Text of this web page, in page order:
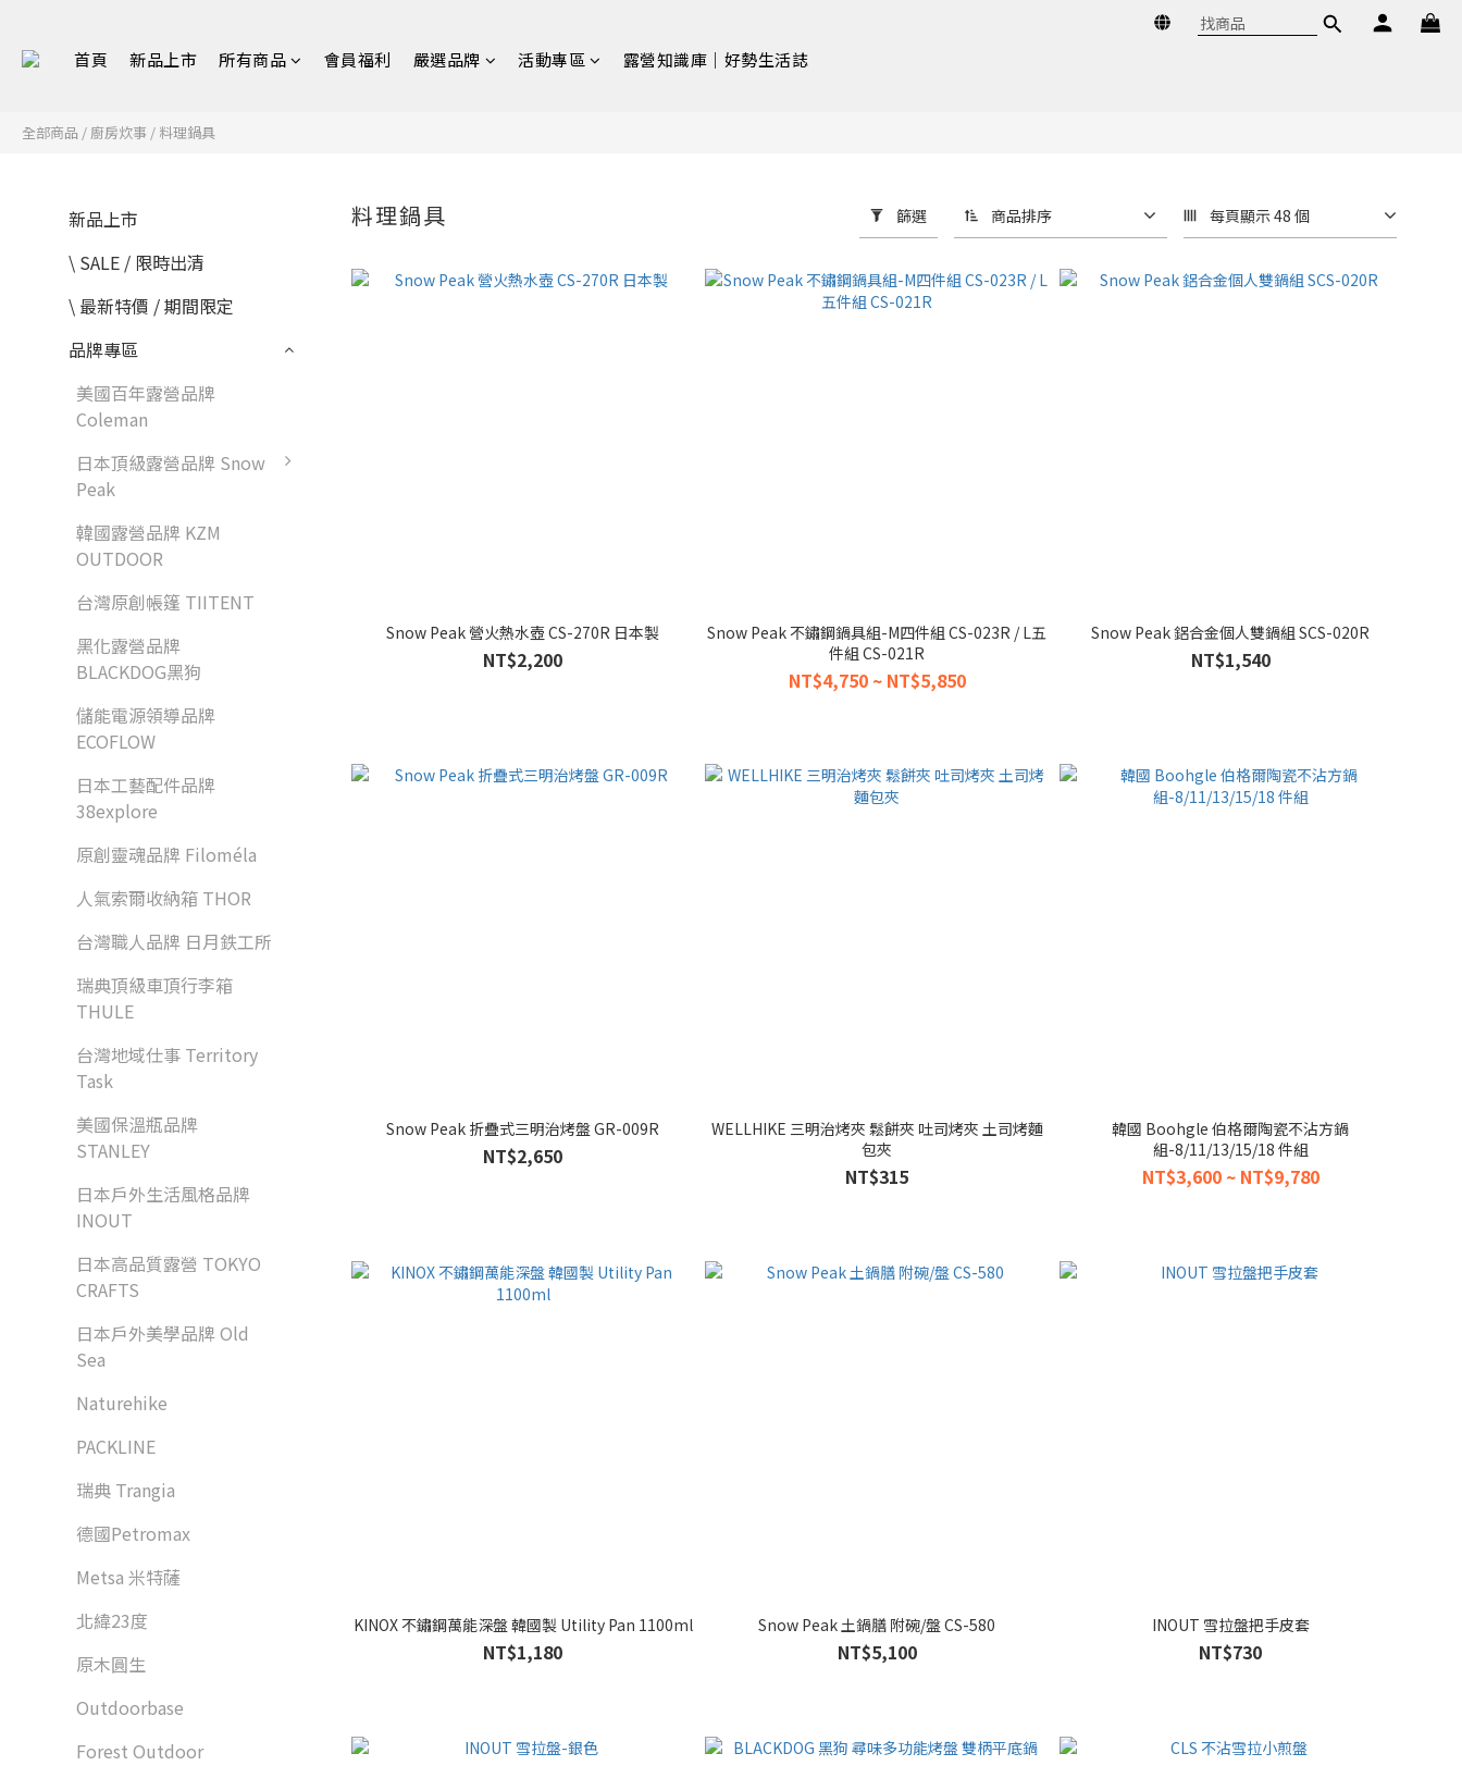
首頁 新品上市 所有商品 會員福利 嚴選品牌 活動專區 露營知識庫｜好勢生活誌
全部商品 / ​廚房炊事 / 料理鍋具
新品上市
\ SALE / 限時出清
\ 最新特價 / 期間限定
品牌專區
美國百年露營品牌
Coleman
日本頂級露營品牌 Snow
Peak
韓國露營品牌 KZM
OUTDOOR
台灣原創帳篷 TIITENT
黑化露營品牌
BLACKDOG黑狗
儲能電源領導品牌
ECOFLOW
日本工藝配件品牌
38explore
原創靈魂品牌 Filoméla
人氣索爾收納箱 THOR
台灣職人品牌 日月鉄工所
瑞典頂級車頂行李箱
THULE
台灣地域仕事 Territory
Task
美國保溫瓶品牌
STANLEY
日本戶外生活風格品牌
INOUT
日本高品質露營 TOKYO
CRAFTS
日本戶外美學品牌 Old
Sea
Naturehike
PACKLINE
瑞典 Trangia
德國Petromax
Metsa 米特薩
北緯23度
原木圓生
Outdoorbase
Forest Outdoor
料理鍋具 篩選 商品排序 每頁顯示 48 個
Snow Peak 營火熱水壺 CS-270R 日本製
NT$2,200
Snow Peak 不鏽鋼鍋具組-M四件組 CS-023R / L五
件組 CS-021R
NT$4,750 ~ NT$5,850
Snow Peak 鋁合金個人雙鍋組 SCS-020R
NT$1,540
Snow Peak 折疊式三明治烤盤 GR-009R
NT$2,650
WELLHIKE 三明治烤夾 鬆餅夾 吐司烤夾 土司烤麵
包夾
NT$315
韓國 Boohgle 伯格爾陶瓷不沾方鍋
組-8/11/13/15/18 件組
NT$3,600 ~ NT$9,780
KINOX 不鏽鋼萬能深盤 韓國製 Utility Pan 1100ml
NT$1,180
Snow Peak 土鍋膳 附碗/盤 CS-580
NT$5,100
INOUT 雪拉盤把手皮套
NT$730